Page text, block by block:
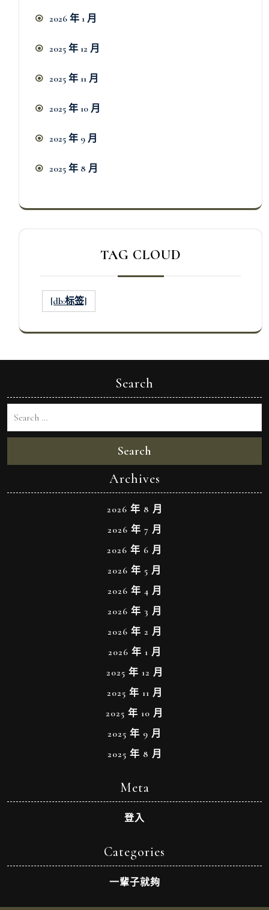
2026 年 1 月
2025 年 12 月
2025 年 11 月
2025 年 10 月
2025 年 9 月
2025 年 8 月
TAG CLOUD
[db:标签]
Search
Search
Archives
2026 年 8 月
2026 年 7 月
2026 年 6 月
2026 年 5 月
2026 年 4 月
2026 年 3 月
2026 年 2 月
2026 年 1 月
2025 年 12 月
2025 年 11 月
2025 年 10 月
2025 年 9 月
2025 年 8 月
Meta
登入
Categories
一輩子就夠